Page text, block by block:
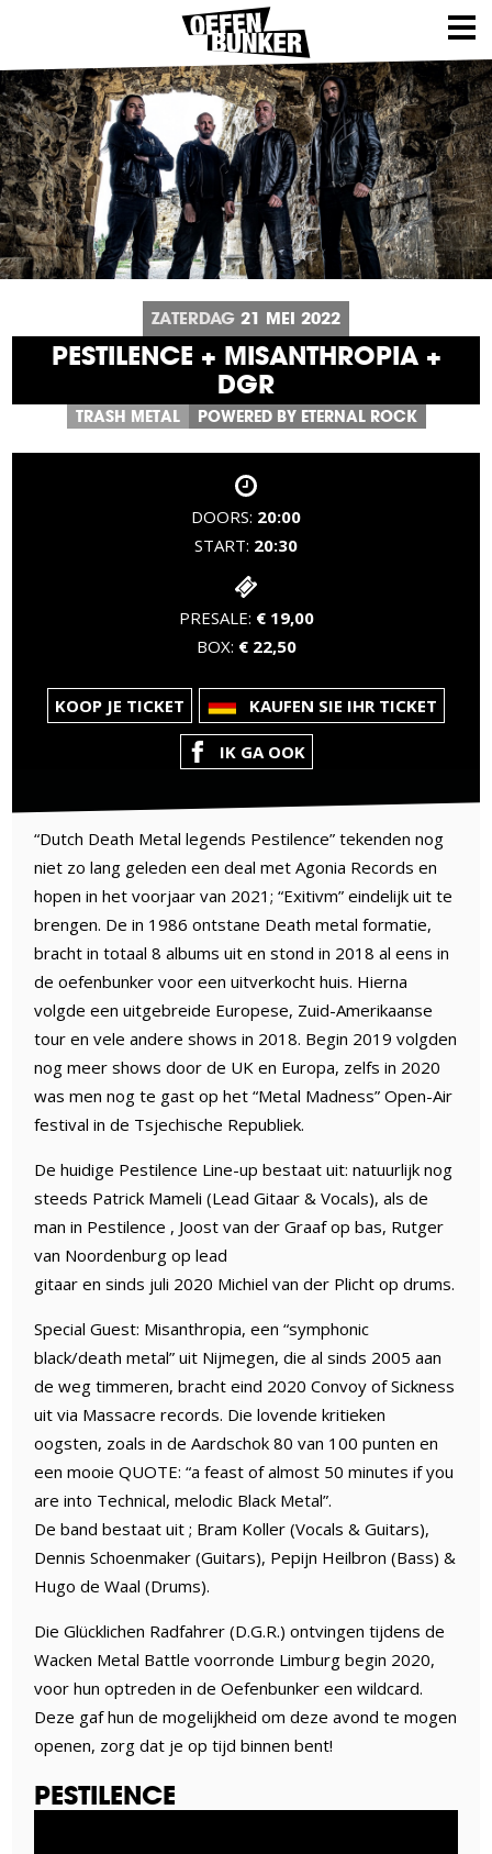
ZATERDAG 21 MEI 2022
PESTILENCE + MISANTHROPIA +
DGR
TRASH METAL POWERED BY ETERNAL ROCK
DOORS: 20:00
START: 20:30
PRESALE: € 19,00
BOX: € 22,50
KOOP JE TICKET KAUFEN SIE IHR TICKET
IK GA OOK
“Dutch Death Metal legends Pestilence” tekenden nog
niet zo lang geleden een deal met Agonia Records en
hopen in het voorjaar van 2021; “Exitivm” eindelijk uit te
brengen. De in 1986 ontstane Death metal formatie,
bracht in totaal 8 albums uit en stond in 2018 al eens in
de oefenbunker voor een uitverkocht huis. Hierna
volgde een uitgebreide Europese, Zuid-Amerikaanse
tour en vele andere shows in 2018. Begin 2019 volgden
nog meer shows door de UK en Europa, zelfs in 2020
was men nog te gast op het “Metal Madness” Open-Air
festival in de Tsjechische Republiek.
De huidige Pestilence Line-up bestaat uit: natuurlijk nog
steeds Patrick Mameli (Lead Gitaar & Vocals), als de
man in Pestilence , Joost van der Graaf op bas, Rutger
van Noordenburg op lead
gitaar en sinds juli 2020 Michiel van der Plicht op drums.
Special Guest: Misanthropia, een “symphonic
black/death metal” uit Nijmegen, die al sinds 2005 aan
de weg timmeren, bracht eind 2020 Convoy of Sickness
uit via Massacre records. Die lovende kritieken
oogsten, zoals in de Aardschok 80 van 100 punten en
een mooie QUOTE: “a feast of almost 50 minutes if you
are into Technical, melodic Black Metal”.
De band bestaat uit ; Bram Koller (Vocals & Guitars),
Dennis Schoenmaker (Guitars), Pepijn Heilbron (Bass) &
Hugo de Waal (Drums).
Die Glücklichen Radfahrer (D.G.R.) ontvingen tijdens de
Wacken Metal Battle voorronde Limburg begin 2020,
voor hun optreden in de Oefenbunker een wildcard.
Deze gaf hun de mogelijkheid om deze avond te mogen
openen, zorg dat je op tijd binnen bent!
PESTILENCE